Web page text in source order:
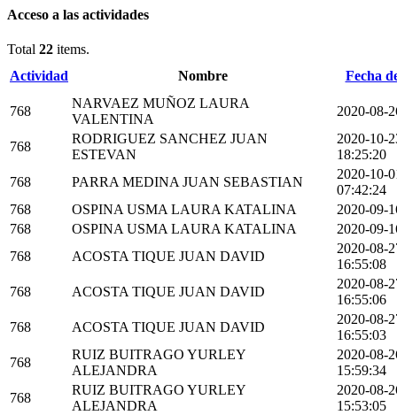
Acceso a las actividades
Total 22 items.
Actividad
Nombre Fecha
768
NARVAEZ MUÑOZ LAURA
VALENTINA
2020-08-
768
RODRIGUEZ SANCHEZ JUAN
ESTEVAN
2020-10-
18:25:20
768
PARRA MEDINA JUAN SEBASTIAN
2020-10-
07:42:24
768
OSPINA USMA LAURA KATALINA
2020-09-
768
OSPINA USMA LAURA KATALINA
2020-09-
768
ACOSTA TIQUE JUAN DAVID
2020-08-
16:55:08
768
ACOSTA TIQUE JUAN DAVID
2020-08-
16:55:06
768
ACOSTA TIQUE JUAN DAVID
2020-08-
16:55:03
768
RUIZ BUITRAGO YURLEY
ALEJANDRA
2020-08-
15:59:34
768
RUIZ BUITRAGO YURLEY
ALEJANDRA
2020-08-
15:53:05